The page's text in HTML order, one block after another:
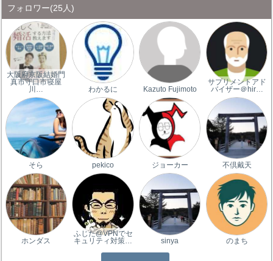
フォロワー(25人)
大阪府京阪結婚門
真市守口市寝屋
川…
わかるに Kazuto Fujimoto
サプリメントアド
バイザー＠hir…
そら pekico ジョーカー 不倶戴天
ホンダス
ふじた@VPNでセ
キュリティ対策…
sinya のまち